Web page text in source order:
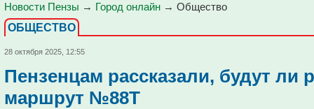
Новости Пензы → Город онлайн → Общество
ОБЩЕСТВО
28 октября 2025, 12:55
Пензенцам рассказали, будут ли
маршрут №88Т